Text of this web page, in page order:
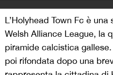
L’Holyhead Town Fc è
Welsh Alliance League, la
piramide calcistica
poi rifondata dopo una